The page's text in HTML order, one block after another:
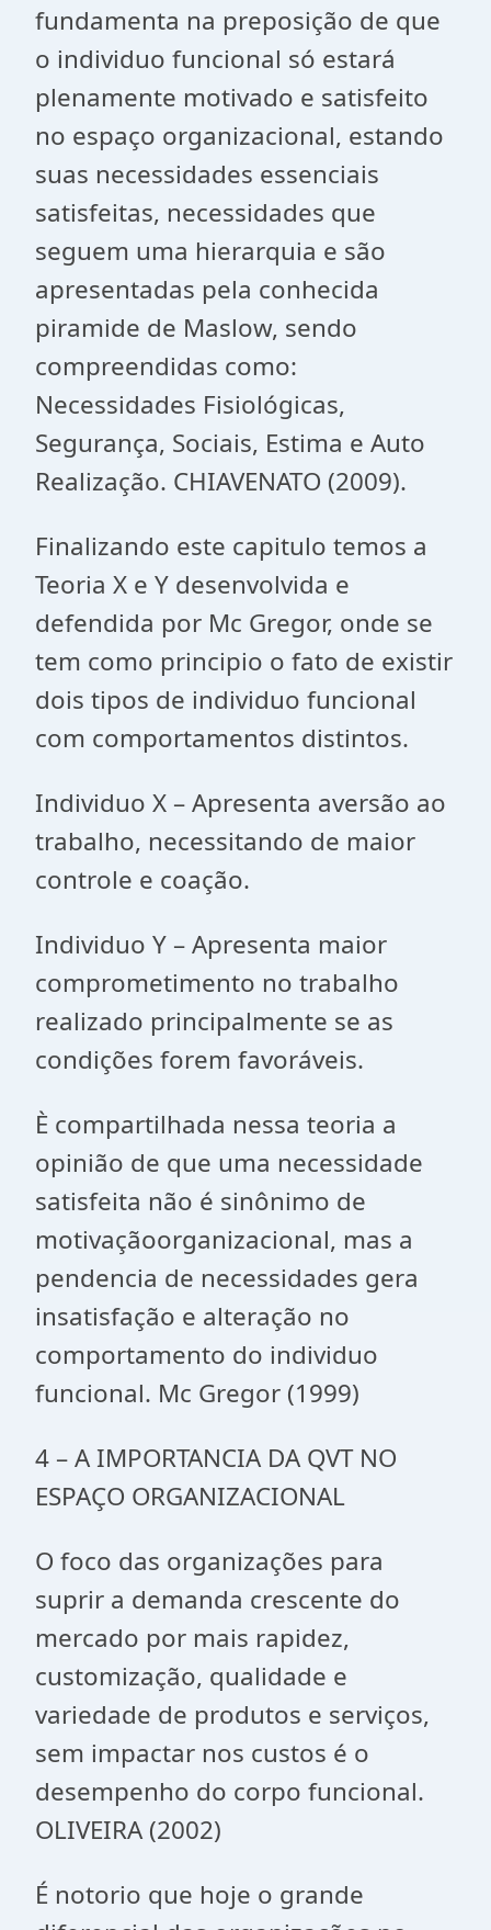
fundamenta na preposição de que
o individuo funcional só estará
plenamente motivado e satisfeito
no espaço organizacional, estando
suas necessidades essenciais
satisfeitas, necessidades que
seguem uma hierarquia e são
apresentadas pela conhecida
piramide de Maslow, sendo
compreendidas como:
Necessidades Fisiológicas,
Segurança, Sociais, Estima e Auto
Realização. CHIAVENATO (2009).
Finalizando este capitulo temos a
Teoria X e Y desenvolvida e
defendida por Mc Gregor, onde se
tem como principio o fato de existir
dois tipos de individuo funcional
com comportamentos distintos.
Individuo X – Apresenta aversão ao
trabalho, necessitando de maior
controle e coação.
Individuo Y – Apresenta maior
comprometimento no trabalho
realizado principalmente se as
condições forem favoráveis.
È compartilhada nessa teoria a
opinião de que uma necessidade
satisfeita não é sinônimo de
motivaçãoorganizacional, mas a
pendencia de necessidades gera
insatisfação e alteração no
comportamento do individuo
funcional. Mc Gregor (1999)
4 – A IMPORTANCIA DA QVT NO
ESPAÇO ORGANIZACIONAL
O foco das organizações para
suprir a demanda crescente do
mercado por mais rapidez,
customização, qualidade e
variedade de produtos e serviços,
sem impactar nos custos é o
desempenho do corpo funcional.
OLIVEIRA (2002)
É notorio que hoje o grande